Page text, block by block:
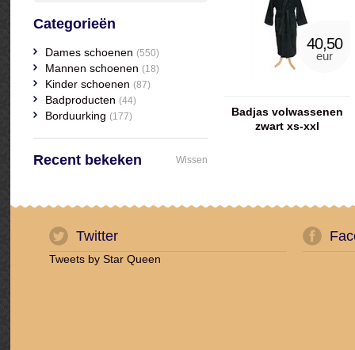
40,50
eur
Badjas volwassenen
zwart xs-xxl
Categorieën
Dames schoenen (550)
Mannen schoenen (18)
Kinder schoenen (87)
Badproducten (44)
Borduurking (177)
Recent bekeken Wissen
Twitter
Tweets by Star Queen